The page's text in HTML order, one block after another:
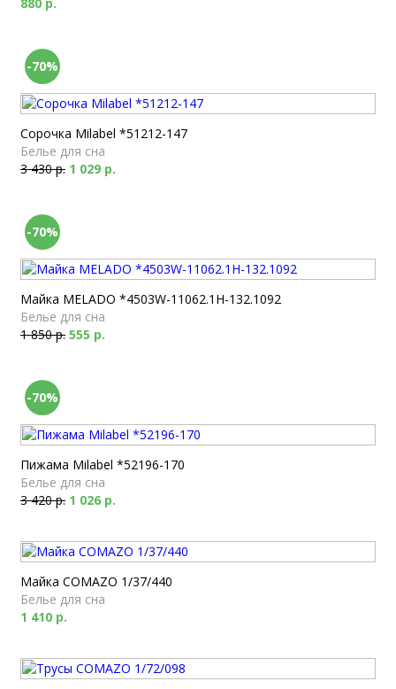
-70%
Сорочка Milabel *51212-147
Белье для сна
3 430 р. 1 029 р.
-70%
Майка MELADO *4503W-11062.1H-132.1092
Белье для сна
1 850 р. 555 р.
-70%
Пижама Milabel *52196-170
Белье для сна
3 420 р. 1 026 р.
Майка COMAZO 1/37/440
Белье для сна
1 410 р.